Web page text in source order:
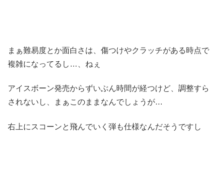
まぁ難易度とか面白さは、傷つけやクラッチがある時点で
複雑になってるし…、ねぇ
アイスボーン発売からずいぶん時間が経つけど、調整すら
されないし、まぁこのままなんでしょうが…
右上にスコーンと飛んでいく弾も仕様なんだそうですし